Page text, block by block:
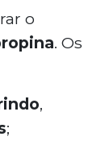
o
. Os
,
;